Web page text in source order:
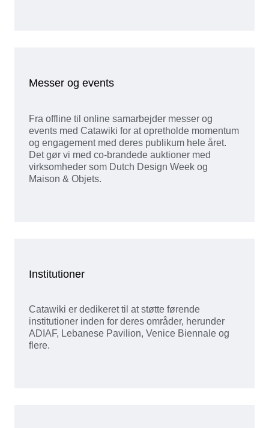
Messer og events
Fra offline til online samarbejder messer og
events med Catawiki for at opretholde momentum
og engagement med deres publikum hele året.
Det gør vi med co-brandede auktioner med
virksomheder som Dutch Design Week og
Maison & Objets.
Institutioner
Catawiki er dedikeret til at støtte førende
institutioner inden for deres områder, herunder
ADIAF, Lebanese Pavilion, Venice Biennale og
flere.